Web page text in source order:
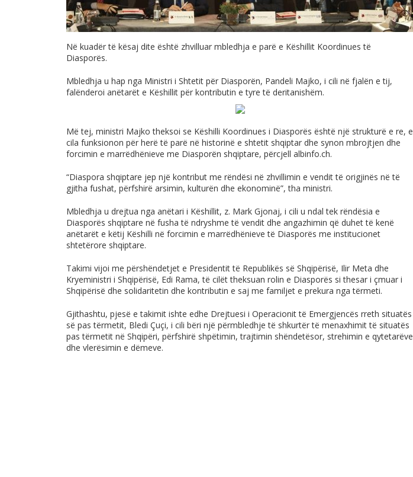
Në kuadër të kësaj dite është zhvilluar mbledhja e parë e Këshillit Koordinues të
Diasporës.
Mbledhja u hap nga Ministri i Shtetit për Diasporën, Pandeli Majko, i cili në fjalën e tij,
falënderoi anëtarët e Këshillit për kontributin e tyre të deritanishëm.
Më tej, ministri Majko theksoi se Këshilli Koordinues i Diasporës është një strukturë e re, e
cila funksionon për herë të parë në historinë e shtetit shqiptar dhe synon mbrojtjen dhe
forcimin e marrëdhënieve me Diasporën shqiptare, përcjell albinfo.ch.
“Diaspora shqiptare jep një kontribut me rëndësi në zhvillimin e vendit të origjinës në të
gjitha fushat, përfshirë arsimin, kulturën dhe ekonominë”, tha ministri.
Mbledhja u drejtua nga anëtari i Këshillit, z. Mark Gjonaj, i cili u ndal tek rëndësia e
Diasporës shqiptare në fusha të ndryshme të vendit dhe angazhimin që duhet të kenë
anëtarët e këtij Këshilli në forcimin e marrëdhënieve të Diasporës me institucionet
shtetërore shqiptare.
Takimi vijoi me përshëndetjet e Presidentit të Republikës së Shqipërisë, Ilir Meta dhe
Kryeministri i Shqipërisë, Edi Rama, të cilët theksuan rolin e Diasporës si thesar i çmuar i
Shqipërisë dhe solidaritetin dhe kontributin e saj me familjet e prekura nga tërmeti.
Gjithashtu, pjesë e takimit ishte edhe Drejtuesi i Operacionit të Emergjencës rreth situatës
së pas tërmetit, Bledi Çuçi, i cili bëri një përmbledhje të shkurtër të menaxhimit të situatës
pas tërmetit në Shqipëri, përfshirë shpëtimin, trajtimin shëndetësor, strehimin e qytetarëve
dhe vlerësimin e dëmeve.